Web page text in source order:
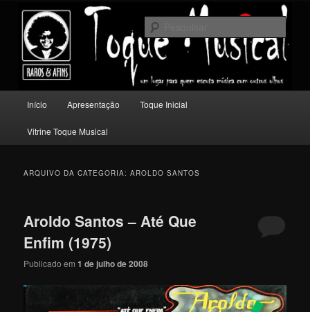
conteúdo
principal
conteúdo
secundário
Toque Musical
Um lugar para quem escuta música com outros olhos.
principal
Início Apresentação Toque Inicial
Vitrine Toque Musical
ARQUIVO DA CATEGORIA:AROLDO SANTOS
Aroldo Santos – Até Que
Enfim (1975)
Publicado em1 de julho de 2008